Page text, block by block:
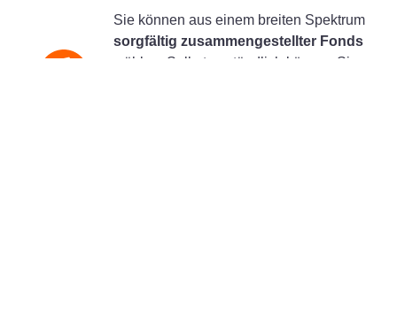
Sie können aus einem breiten Spektrum
sorgfältig zusammengestellter Fonds
wählen. Selbstverständlich können Sie